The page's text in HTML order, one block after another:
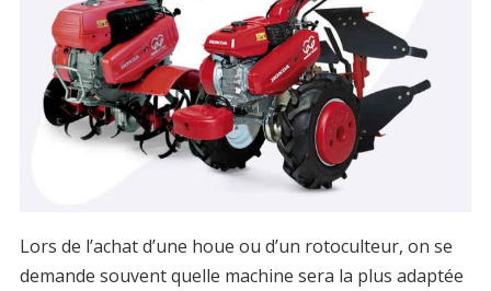
Lors de l’achat d’une houe ou d’un rotoculteur, on se
demande souvent quelle machine sera la plus adaptée